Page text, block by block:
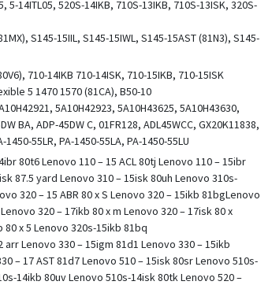
5-14ITL05, 520S-14IKB, 710S-13IKB, 710S-13ISK, 320S-
S145-15IIL, S145-15IWL, S145-15AST (81N3), S145-
710-14IKB 710-14ISK, 710-15IKB, 710-15ISK
5 1470 1570 (81CA), B50-10
5A10H42923, 5A10H43625, 5A10H43630,
BA, ADP-45DW C, 01FR128, ADL45WCC, GX20K11838,
55LR, PA-1450-55LA, PA-1450-55LU
80t6 Lenovo 110 – 15 ACL 80tj Lenovo 110 – 15ibr
87.5 yard Lenovo 310 – 15isk 80uh Lenovo 310s-
320 – 15 ABR 80 x S Lenovo 320 – 15ikb 81bgLenovo
320 – 17ikb 80 x m Lenovo 320 – 17isk 80 x
x 5 Lenovo 320s-15ikb 81bq
Lenovo 330 – 15igm 81d1 Lenovo 330 – 15ikb
– 17 AST 81d7 Lenovo 510 – 15isk 80sr Lenovo 510s-
14ikb 80uv Lenovo 510s-14isk 80tk Lenovo 520 –